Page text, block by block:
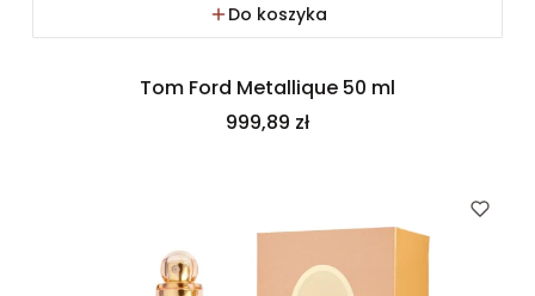
Do koszyka
Tom Ford Metallique 50 ml
Cena
999,89 zł